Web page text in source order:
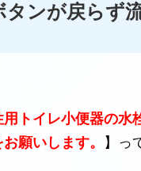
タンが戻らず
用トイレ小便器の水
願いします。
】っ